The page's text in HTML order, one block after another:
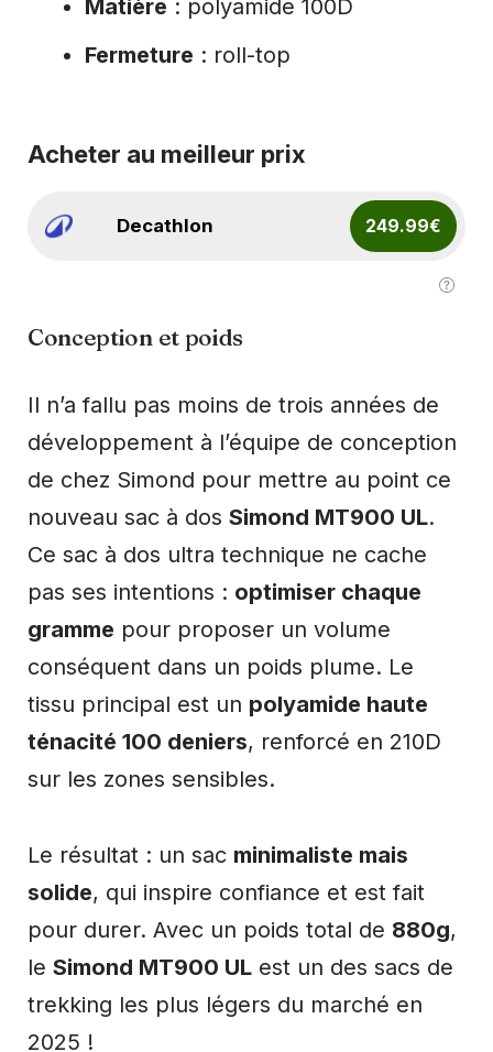
Matière : polyamide 100D
Fermeture : roll-top
Acheter au meilleur prix
Decathlon 249.99€
Conception et poids
Il n’a fallu pas moins de trois années de
développement à l’équipe de conception
de chez Simond pour mettre au point ce
nouveau sac à dos Simond MT900 UL.
Ce sac à dos ultra technique ne cache
pas ses intentions : optimiser chaque
gramme pour proposer un volume
conséquent dans un poids plume. Le
tissu principal est un polyamide haute
ténacité 100 deniers, renforcé en 210D
sur les zones sensibles.
Le résultat : un sac minimaliste mais
solide, qui inspire confiance et est fait
pour durer. Avec un poids total de 880g,
le Simond MT900 UL est un des sacs de
trekking les plus légers du marché en
2025 !